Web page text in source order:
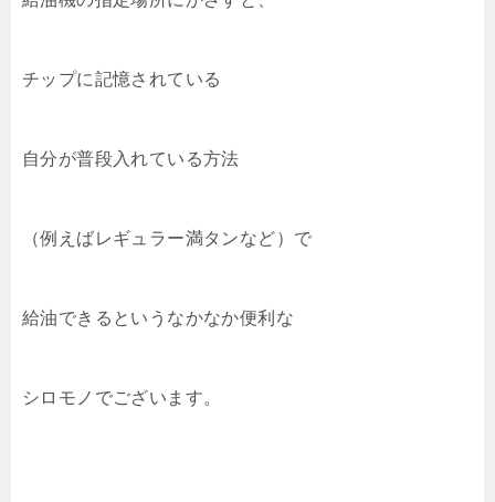
チップに記憶されている
自分が普段入れている方法
（例えばレギュラー満タンなど）で
給油できるというなかなか便利な
シロモノでございます。